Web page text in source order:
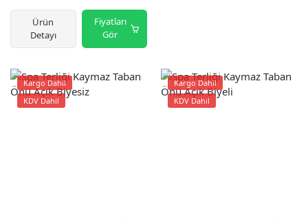
Ürün
Detayı
Fiyatları
Gör
Kargo Dahil
KDV Dahil
Kargo Dahil
KDV Dahil